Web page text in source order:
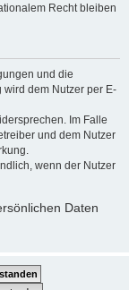
Recht bleiben
und die
dem Nutzer per E-
Im Falle
und dem Nutzer
wenn der Nutzer
Daten